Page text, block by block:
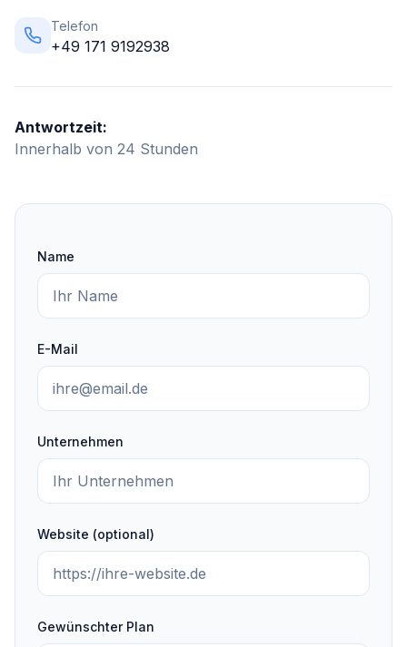
Telefon
+49 171 9192938
Antwortzeit:
Innerhalb von 24 Stunden
Name
E-Mail
Unternehmen
Website (optional)
Gewünschter Plan